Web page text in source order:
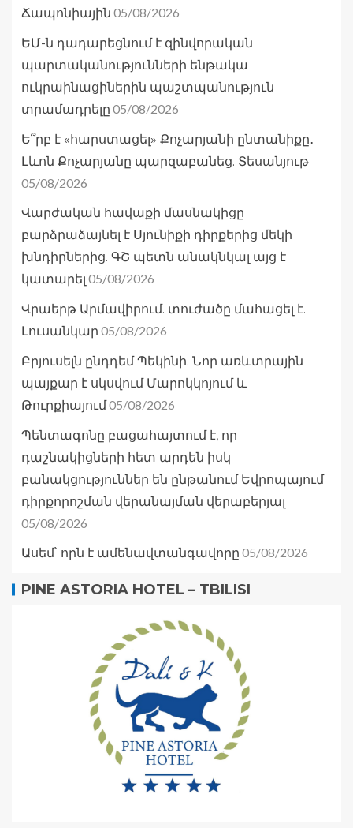
Ճապոնիային 05/08/2026
ԵՄ-ն դադարեցնում է զինվորական
պարտականությունների ենթակա
ուկրաինացիներին պաշտպանություն
տրամադրելը 05/08/2026
Ե՞րբ է «հարստացել» Քոչարյանի ընտանիքը․
Լևոն Քոչարյանը պարզաբանեց. Տեսանյութ
05/08/2026
Վարժական հավաքի մասնակիցը
բարձրաձայնել է Սյունիքի դիրքերից մեկի
խնդիրներից. ԳՇ պետն անակնկալ այց է
կատարել 05/08/2026
Վրաերթ Արմավիրում. տուժածը մահացել է.
Լուսանկար 05/08/2026
Բրյուսելն ընդդեմ Պեկինի. Նոր առևտրային
պայքար է սկսվում Մարոկկոյում և
Թուրքիայում05/08/2026
Պենտագոնը բացահայտում է, որ
դաշնակիցների հետ արդեն իսկ
բանակցություններ են ընթանում Եվրոպայում
դիրքորոշման վերանայման վերաբերյալ
05/08/2026
Ասեմ՝ որն է ամենավտանգավորը 05/08/2026
PINE ASTORIA HOTEL – TBILISI